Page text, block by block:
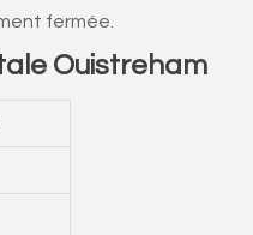
fermée.
Ouistreham